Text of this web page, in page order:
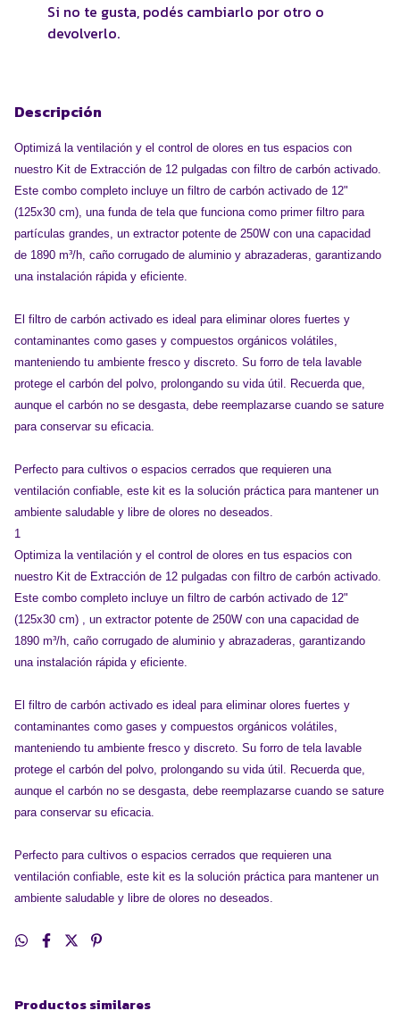
Si no te gusta, podés cambiarlo por otro o
devolverlo.
Descripción
Optimizá la ventilación y el control de olores en tus espacios con
nuestro Kit de Extracción de 12 pulgadas con filtro de carbón activado.
Este combo completo incluye un filtro de carbón activado de 12"
(125x30 cm), una funda de tela que funciona como primer filtro para
partículas grandes, un extractor potente de 250W con una capacidad
de 1890 m³/h, caño corrugado de aluminio y abrazaderas, garantizando
una instalación rápida y eficiente.
El filtro de carbón activado es ideal para eliminar olores fuertes y
contaminantes como gases y compuestos orgánicos volátiles,
manteniendo tu ambiente fresco y discreto. Su forro de tela lavable
protege el carbón del polvo, prolongando su vida útil. Recuerda que,
aunque el carbón no se desgasta, debe reemplazarse cuando se sature
para conservar su eficacia.
Perfecto para cultivos o espacios cerrados que requieren una
ventilación confiable, este kit es la solución práctica para mantener un
ambiente saludable y libre de olores no deseados.
1
Optimiza la ventilación y el control de olores en tus espacios con
nuestro Kit de Extracción de 12 pulgadas con filtro de carbón activado.
Este combo completo incluye un filtro de carbón activado de 12"
(125x30 cm) , un extractor potente de 250W con una capacidad de
1890 m³/h, caño corrugado de aluminio y abrazaderas, garantizando
una instalación rápida y eficiente.
El filtro de carbón activado es ideal para eliminar olores fuertes y
contaminantes como gases y compuestos orgánicos volátiles,
manteniendo tu ambiente fresco y discreto. Su forro de tela lavable
protege el carbón del polvo, prolongando su vida útil. Recuerda que,
aunque el carbón no se desgasta, debe reemplazarse cuando se sature
para conservar su eficacia.
Perfecto para cultivos o espacios cerrados que requieren una
ventilación confiable, este kit es la solución práctica para mantener un
ambiente saludable y libre de olores no deseados.
Productos similares